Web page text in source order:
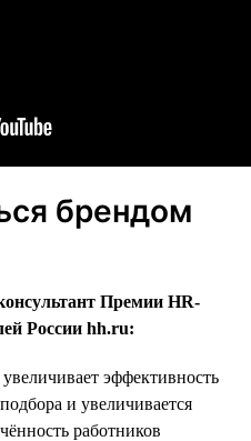
брендом
Премии HR-
России hh.ru:
эффективность
и увеличивается
работников